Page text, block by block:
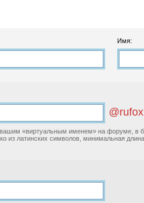
Имя:
«виртуальным именем» на форуме, в
из латинских символов, минимальная